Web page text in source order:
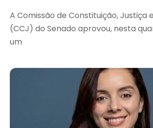
A Comissão de Constituição, Justiça
(CCJ) do Senado aprovou, nesta
um